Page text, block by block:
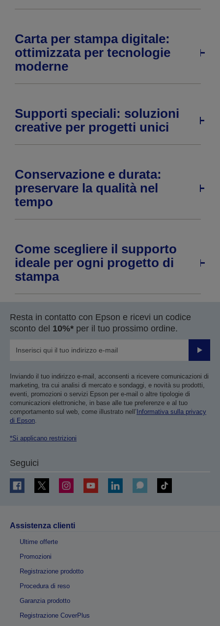
Carta per stampa digitale:
ottimizzata per tecnologie
moderne
Supporti speciali: soluzioni
creative per progetti unici
Conservazione e durata:
preservare la qualità nel
tempo
Come scegliere il supporto
ideale per ogni progetto di
stampa
Resta in contatto con Epson e ricevi un codice
sconto del 10%* per il tuo prossimo ordine.
Invia
Inviando il tuo indirizzo e-mail, acconsenti a ricevere comunicazioni di
marketing, tra cui analisi di mercato e sondaggi, e novità su prodotti,
eventi, promozioni o servizi Epson per e-mail o altre tipologie di
comunicazioni elettroniche, in base alle tue preferenze e al tuo
comportamento sul web, come illustrato nell’ Informativa sulla privacy
di Epson.
*Si applicano restrizioni
Seguici
Assistenza clienti
Ultime offerte
Promozioni
Registrazione prodotto
Procedura di reso
Garanzia prodotto
Registrazione CoverPlus